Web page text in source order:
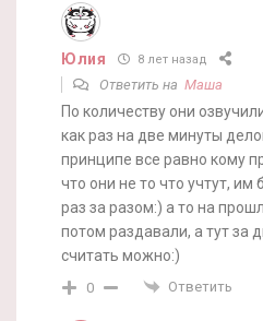
Юлия 8 лет назад
Ответить на Маша
По количеству они
как раз на две минуты
принципе все равно кому
что они не то что учтут, им
раз за разом:) а то на
потом раздавали, а тут за
считать можно:)
0 Ответить